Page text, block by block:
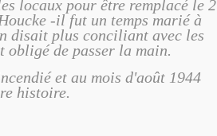
locaux pour être remplacé le 2
-il fut un temps marié à
disait plus conciliant avec les
obligé de passer la main.
et au mois d'août 1944
histoire.